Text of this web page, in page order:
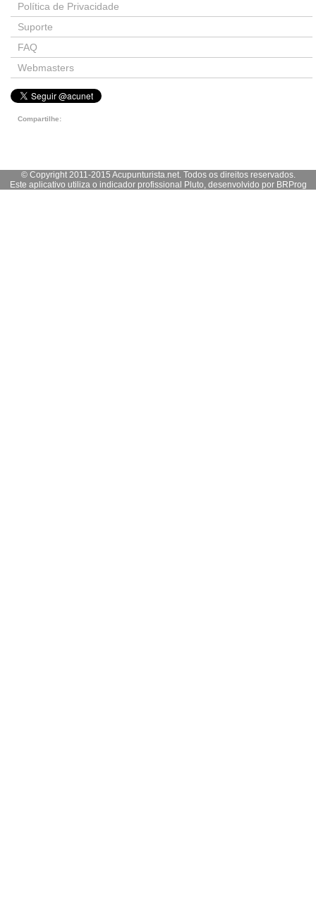
Política de Privacidade
Suporte
FAQ
Webmasters
Compartilhe:
© Copyright 2011-2015 Acupunturista.net. Todos os direitos reservados.
Este aplicativo utiliza o indicador profissional Pluto, desenvolvido por BRProg